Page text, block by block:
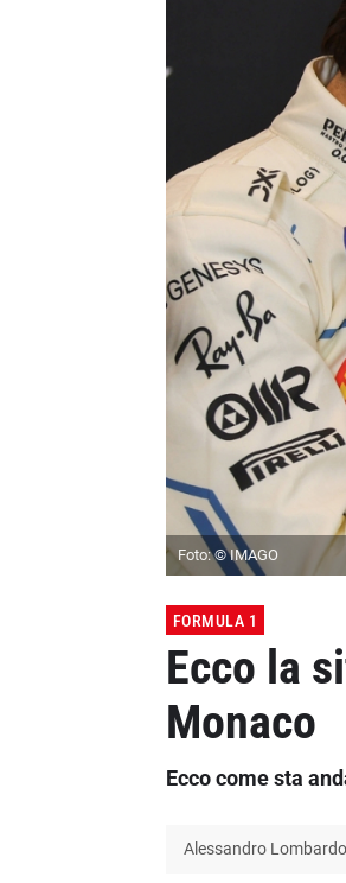
Foto: © IMAGO
FORMULA 1
Ecco la
Monaco
Ecco come sta
Alessandro Lombardo